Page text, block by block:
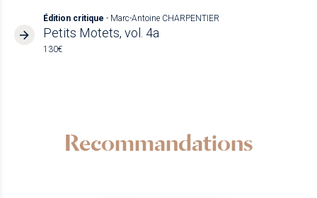
Édition critique - Marc-Antoine CHARPENTIER
Petits Motets, vol. 4a
130€
Recommandations